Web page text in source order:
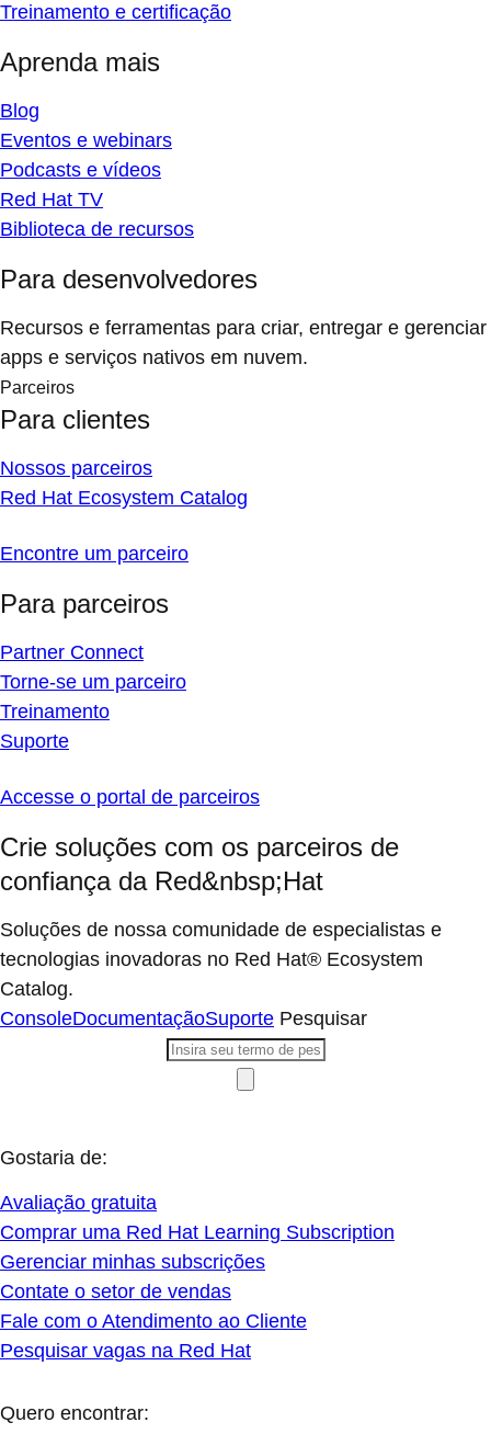
Treinamento e certificação
Aprenda mais
Blog
Eventos e webinars
Podcasts e vídeos
Red Hat TV
Biblioteca de recursos
Para desenvolvedores
Recursos e ferramentas para criar, entregar e gerenciar
apps e serviços nativos em nuvem.
Parceiros
Para clientes
Nossos parceiros
Red Hat Ecosystem Catalog
Encontre um parceiro
Para parceiros
Partner Connect
Torne-se um parceiro
Treinamento
Suporte
Accesse o portal de parceiros
Crie soluções com os parceiros de
confiança da Red&nbsp;Hat
Soluções de nossa comunidade de especialistas e
tecnologias inovadoras no Red Hat® Ecosystem
Catalog.
ConsoleDocumentaçãoSuporte Pesquisar
Gostaria de:
Avaliação gratuita
Comprar uma Red Hat Learning Subscription
Gerenciar minhas subscrições
Contate o setor de vendas
Fale com o Atendimento ao Cliente
Pesquisar vagas na Red Hat
Quero encontrar: